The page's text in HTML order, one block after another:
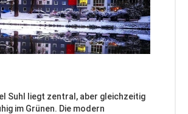
Suhl liegt zentral, aber gleichzeitig
im Grünen. Die modern